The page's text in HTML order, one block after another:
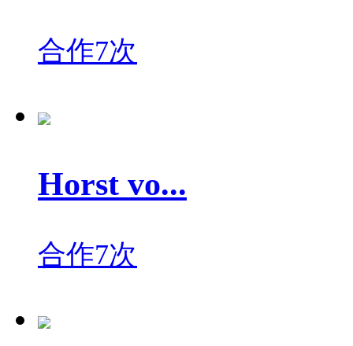
合作7次
Horst vo...
合作7次